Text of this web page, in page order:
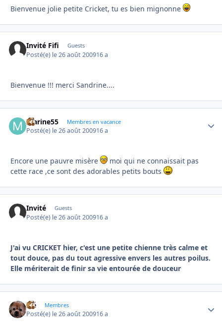
Bienvenue jolie petite Cricket, tu es bien mignonne
Invité Fifi Guests
Posté(e) le 26 août 200916 a
Bienvenue !!! merci Sandrine....
marine55 Membres en vacance
Posté(e) le 26 août 200916 a
Encore une pauvre misère
moi qui ne connaissait pas
cette race ,ce sont des adorables petits bouts
Invité Guests
Posté(e) le 26 août 200916 a
J'ai vu CRICKET hier, c'est une petite chienne très calme et
tout douce, pas du tout agressive envers les autres poilus.
Elle mériterait de finir sa vie entourée de douceur
élé Membres
Posté(e) le 26 août 200916 a